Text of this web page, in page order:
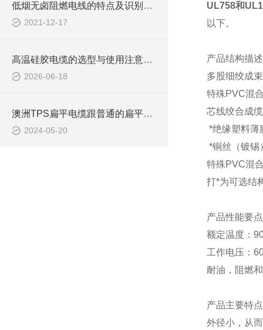
低烟无卤阻燃电线的特点及识别方法
2021-12-17
高温硅胶电缆的选型与使用注意事项
2026-06-18
澳洲TPS扁平电缆跟普通的扁平电缆有什么区别？
2024-05-20
UL758和
以下。
产品结构描
多股细绞成
特殊PVC混
芯线绞合成缆
*绝缘塑料薄
*铜丝（镀锡
特殊PVC混
打*为可选结
产品性能要
额定温度：
工作电压：
耐油，阻燃
产品主要特点
外径小，从